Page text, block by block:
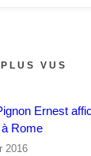
VUS
Ernest
Rome
2016